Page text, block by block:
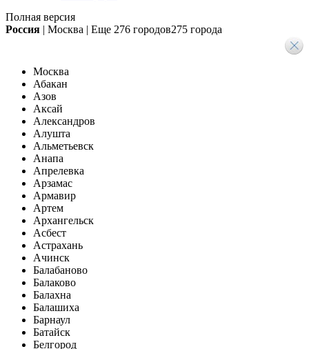
Полная версия
Россия | Москва | Еще 276 городов275 города
Москва
Абакан
Азов
Аксай
Александров
Алушта
Альметьевск
Анапа
Апрелевка
Арзамас
Армавир
Артем
Архангельск
Асбест
Астрахань
Ачинск
Балабаново
Балаково
Балахна
Балашиха
Барнаул
Батайск
Белгород